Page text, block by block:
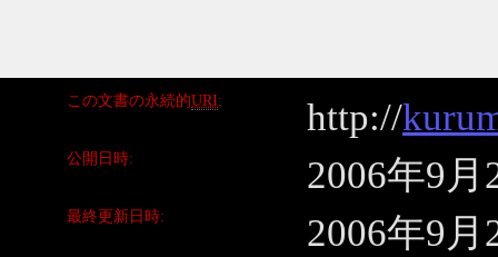
この文書の永続的URI http://
公開日時 2006年9
最終更新日時 2006年9